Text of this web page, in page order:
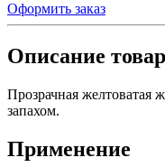
Оформить заказ
Описание
Прозрачная желтоватая
запахом.
Применение